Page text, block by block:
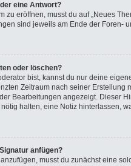
eine Antwort?
zu eröffnen, musst du auf „Neues
sind jeweils am Ende der Foren-
oder löschen?
bist, kannst du nur deine
Zeitraum nach seiner
Bearbeitungen angezeigt. Dieser
halten, eine Notiz hinterlassen,
anfügen?
musst du zunächst eine